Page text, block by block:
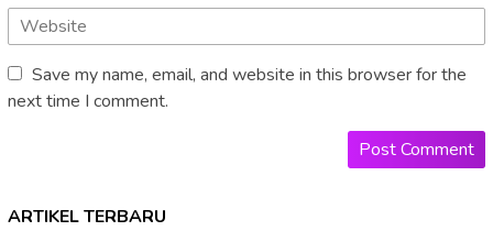
Save my name, email, and website in this browser for the
next time I comment.
ARTIKEL TERBARU